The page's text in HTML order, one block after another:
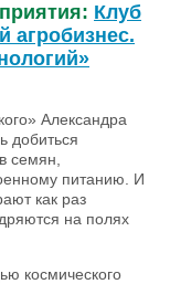
Клуб
агробизнес.
Александра
добиться
семян,
питанию. И
как раз
на полях
космического